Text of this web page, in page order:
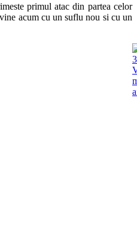
primul atac din partea celor
acum cu un suflu nou si cu un